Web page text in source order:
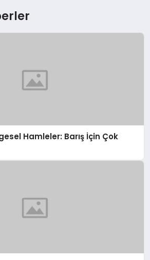
Hamleler: Barış İçin Çok